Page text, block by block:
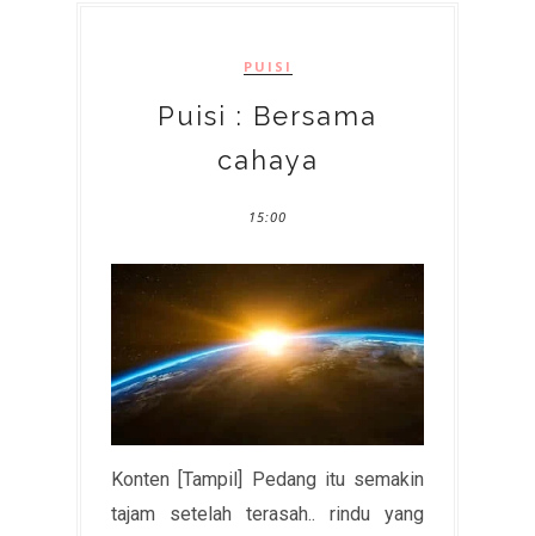
PUISI
Puisi : Bersama
cahaya
15:00
Konten [Tampil] Pedang itu semakin
tajam setelah terasah.. rindu yang